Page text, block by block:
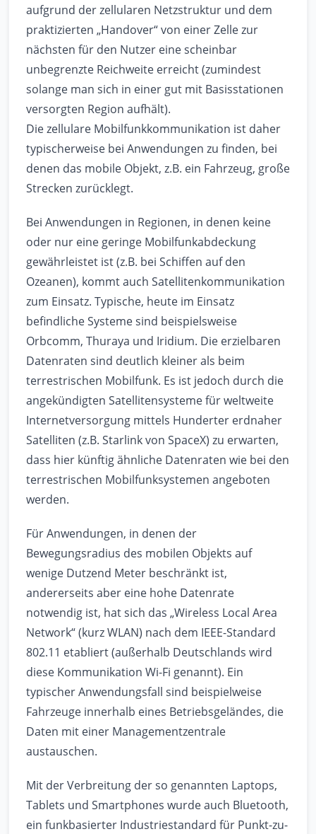
aufgrund der zellularen Netzstruktur und dem
praktizierten „Handover“ von einer Zelle zur
nächsten für den Nutzer eine scheinbar
unbegrenzte Reichweite erreicht (zumindest
solange man sich in einer gut mit Basisstationen
versorgten Region aufhält).
Die zellulare Mobilfunkkommunikation ist daher
typischerweise bei Anwendungen zu finden, bei
denen das mobile Objekt, z.B. ein Fahrzeug, große
Strecken zurücklegt.
Bei Anwendungen in Regionen, in denen keine
oder nur eine geringe Mobilfunkabdeckung
gewährleistet ist (z.B. bei Schiffen auf den
Ozeanen), kommt auch Satellitenkommunikation
zum Einsatz. Typische, heute im Einsatz
befindliche Systeme sind beispielsweise
Orbcomm, Thuraya und Iridium. Die erzielbaren
Datenraten sind deutlich kleiner als beim
terrestrischen Mobilfunk. Es ist jedoch durch die
angekündigten Satellitensysteme für weltweite
Internetversorgung mittels Hunderter erdnaher
Satelliten (z.B. Starlink von SpaceX) zu erwarten,
dass hier künftig ähnliche Datenraten wie bei den
terrestrischen Mobilfunksystemen angeboten
werden.
Für Anwendungen, in denen der
Bewegungsradius des mobilen Objekts auf
wenige Dutzend Meter beschränkt ist,
andererseits aber eine hohe Datenrate
notwendig ist, hat sich das „Wireless Local Area
Network“ (kurz WLAN) nach dem IEEE-Standard
802.11 etabliert (außerhalb Deutschlands wird
diese Kommunikation Wi-Fi genannt). Ein
typischer Anwendungsfall sind beispielweise
Fahrzeuge innerhalb eines Betriebsgeländes, die
Daten mit einer Managementzentrale
austauschen.
Mit der Verbreitung der so genannten Laptops,
Tablets und Smartphones wurde auch Bluetooth,
ein funkbasierter Industriestandard für Punkt-zu-